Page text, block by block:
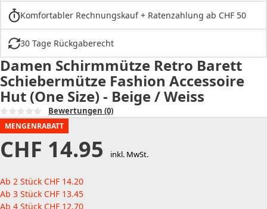
Komfortabler Rechnungskauf + Ratenzahlung ab CHF 50
30 Tage Rückgaberecht
Damen Schirmmütze Retro Barett
Schiebermütze Fashion Accessoire
Hut (One Size) - Beige / Weiss
Bewertungen (0)
MENGENRABATT
CHF 14.95 inkl. MwSt.
Ab 2 Stück CHF 14.20
Ab 3 Stück CHF 13.45
Ab 4 Stück CHF 12.70